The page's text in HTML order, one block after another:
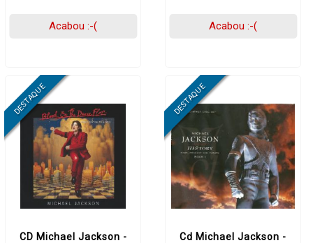
Acabou :-( Acabou :-(
CD Michael Jackson -
Cd Michael Jackson -